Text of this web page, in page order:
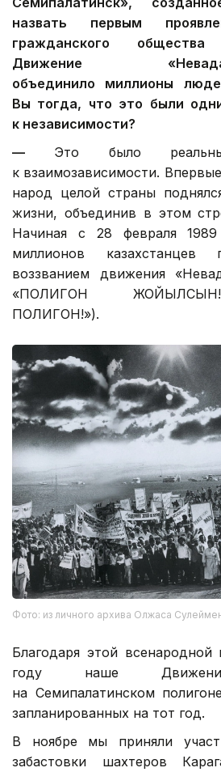
назвать первым
гражданского
Движение
объединило миллионы
Вы тогда, что это были
к независимости?
— Это было
к взаимозависимости.
народ целой страны
жизни, объединив в этом
Начиная с 28 февраля
миллионов казахстанцев
воззванием движения
«ПОЛИГОН
ПОЛИГОН!»).
Фото: из личного архива Олжаса
Благодаря этой
году наше
на Семипалатинском
запланированных на тот год.
В ноябре мы приняли
забастовки шахтеров